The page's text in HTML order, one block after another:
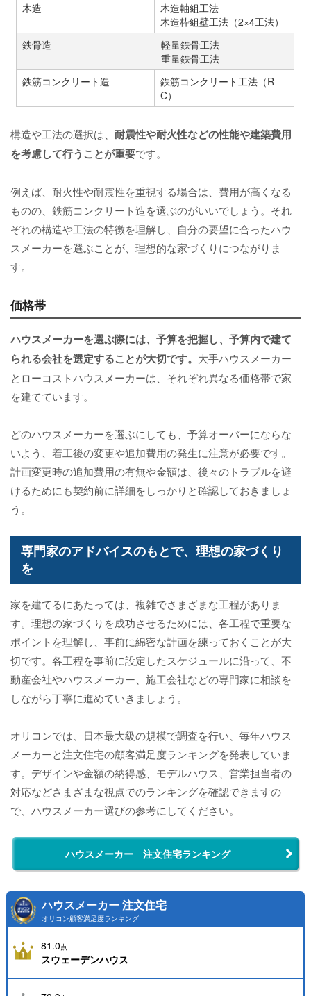
木造
木造軸組工法
木造枠組壁工法（2×4工法）
鉄骨造
軽量鉄骨工法
重量鉄骨工法
鉄筋コンクリート造
鉄筋コンクリート工法（R
C）
構造や工法の選択は、 耐震性や耐火性などの性能や建築費用
を考慮して行うことが重要です。
例えば、耐火性や耐震性を重視する場合は、費用が高くなる
ものの、鉄筋コンクリート造を選ぶのがいいでしょう。それ
ぞれの構造や工法の特徴を理解し、自分の要望に合ったハウ
スメーカーを選ぶことが、理想的な家づくりにつながりま
す。
価格帯
ハウスメーカーを選ぶ際には、予算を把握し、予算内で建て
られる会社を選定することが大切です。 大手ハウスメーカー
とローコストハウスメーカーは、それぞれ異なる価格帯で家
を建てています。
どのハウスメーカーを選ぶにしても、予算オーバーにならな
いよう、着工後の変更や追加費用の発生に注意が必要です。
計画変更時の追加費用の有無や金額は、後々のトラブルを避
けるためにも契約前に詳細をしっかりと確認しておきましょ
う。
専門家のアドバイスのもとで、理想の家づくり
を
家を建てるにあたっては、複雑でさまざまな工程がありま
す。理想の家づくりを成功させるためには、各工程で重要な
ポイントを理解し、事前に綿密な計画を練っておくことが大
切です。各工程を事前に設定したスケジュールに沿って、不
動産会社やハウスメーカー、施工会社などの専門家に相談を
しながら丁寧に進めていきましょう。
オリコンでは、日本最大級の規模で調査を行い、毎年ハウス
メーカーと注文住宅の顧客満足度ランキングを発表していま
す。デザインや金額の納得感、モデルハウス、営業担当者の
対応などさまざまな視点でのランキングを確認できますの
で、ハウスメーカー選びの参考にしてください。
ハウスメーカー 注文住宅ランキング
ハウスメーカー 注文住宅
オリコン顧客満足度ランキング
81.0点
スウェーデンハウス